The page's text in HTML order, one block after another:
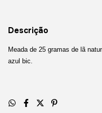
Descrição
Meada de 25 gramas de lã
azul bic.